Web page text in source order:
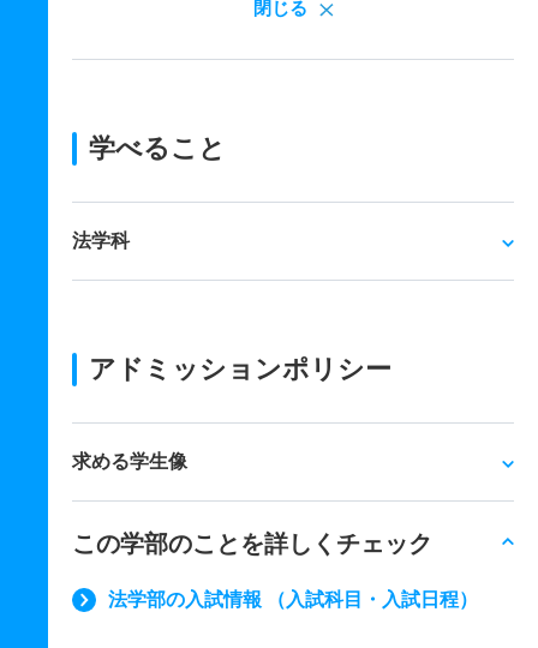
閉じる
学べること
法学科
アドミッションポリシー
求める学生像
この学部のことを詳しくチェック
法学部の入試情報 （入試科目・入試日程）